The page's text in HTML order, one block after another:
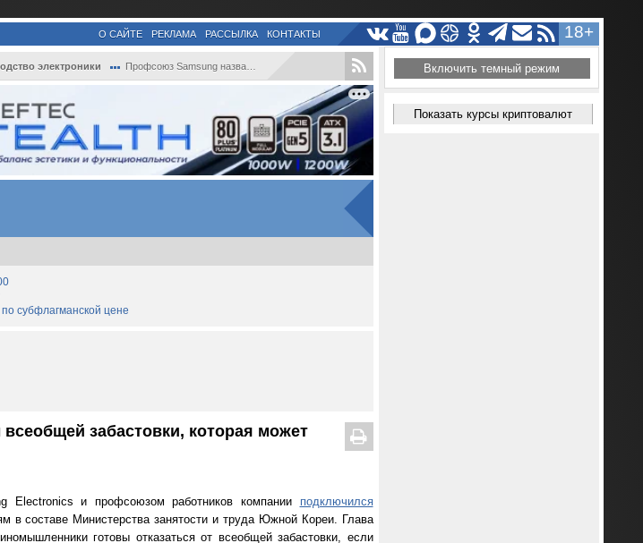
18+
О САЙТЕ РЕКЛАМА РАССЫЛКА КОНТАКТЫ
электроники Профсоюз Samsung назвал условие отмены в...
субфлагманской цене
забастовки, которая может
Electronics и профсоюзом работников компании подключился
в составе Министерства занятости и труда Южной Кореи. Глава
готовы отказаться от всеобщей забастовки, если
Включить темный режим
Показать курсы криптовалют